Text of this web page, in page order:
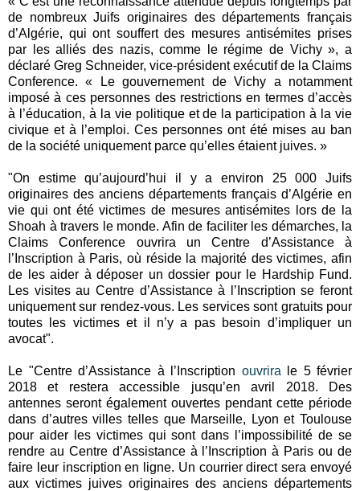
de nombreux Juifs originaires des départements français
d’Algérie, qui ont souffert des mesures antisémites prises
par les alliés des nazis, comme le régime de Vichy », a
déclaré Greg Schneider, vice-président exécutif de la Claims
Conference. « Le gouvernement de Vichy a notamment
imposé à ces personnes des restrictions en termes d’accès
à l’éducation, à la vie politique et de la participation à la vie
civique et à l’emploi. Ces personnes ont été mises au ban
de la société uniquement parce qu’elles étaient juives. »
"On estime qu’aujourd’hui il y a environ 25 000 Juifs
originaires des anciens départements français d’Algérie en
vie qui ont été victimes de mesures antisémites lors de la
Shoah à travers le monde. Afin de faciliter les démarches, la
Claims Conference ouvrira un Centre d’Assistance à
l’Inscription à Paris, où réside la majorité des victimes, afin
de les aider à déposer un dossier pour le Hardship Fund.
Les visites au Centre d’Assistance à l’Inscription se feront
uniquement sur rendez-vous. Les services sont gratuits pour
toutes les victimes et il n’y a pas besoin d’impliquer un
avocat".
Le "Centre d’Assistance à l’Inscription ouvrira le 5 février
2018 et restera accessible jusqu’en avril 2018. Des
antennes seront également ouvertes pendant cette période
dans d’autres villes telles que Marseille, Lyon et Toulouse
pour aider les victimes qui sont dans l’impossibilité de se
rendre au Centre d’Assistance à l’Inscription à Paris ou de
faire leur inscription en ligne. Un courrier direct sera envoyé
aux victimes juives originaires des anciens départements